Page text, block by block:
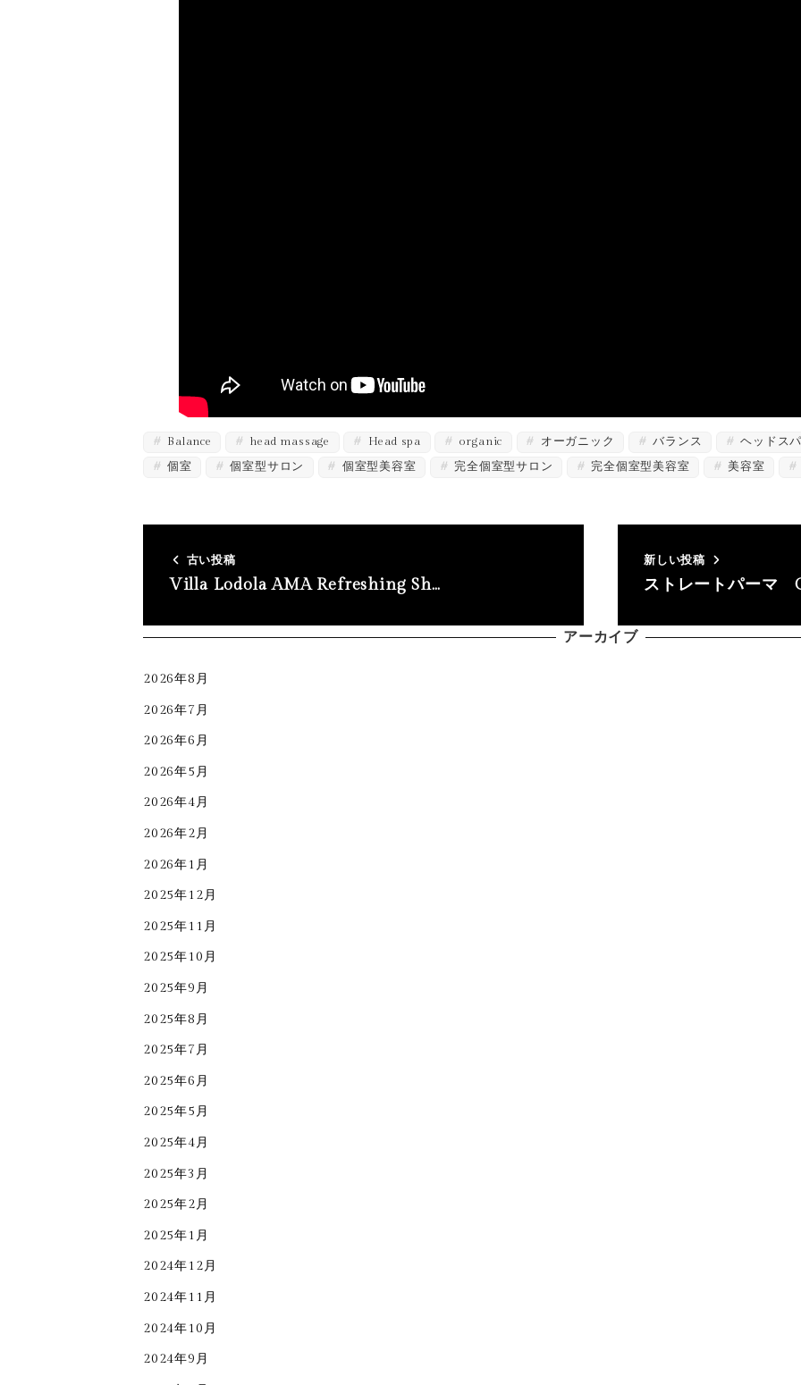
Balance head massage Head spa organic オーガニック バランス ヘッドスパ
個室
個室型サロン 個室型美容室 完全個室型サロン 完全個室型美容室 美容室
古い投稿
Villa Lodola AMA Refreshing Sh…
新しい投稿
ストレートパーマ
アーカイブ
2026年8月
2026年7月
2026年6月
2026年5月
2026年4月
2026年2月
2026年1月
2025年12月
2025年11月
2025年10月
2025年9月
2025年8月
2025年7月
2025年6月
2025年5月
2025年4月
2025年3月
2025年2月
2025年1月
2024年12月
2024年11月
2024年10月
2024年9月